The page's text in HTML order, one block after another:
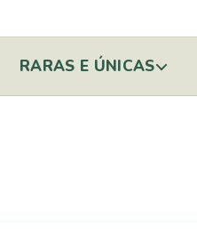
RARAS E ÚNICAS